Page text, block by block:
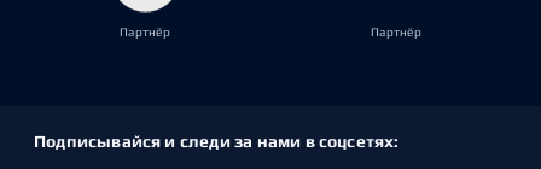
Партнёр Партнёр
Подписывайся и следи за нами в соцсетях: